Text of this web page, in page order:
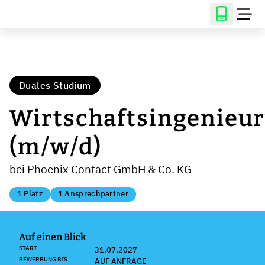
Duales Studium
(m/w/d)
bei Phoenix Contact GmbH & Co. KG
1 Platz 1 Ansprechpartner
Auf einen Blick
START 31.07.2027
BEWERBUNG BIS AUF ANFRAGE